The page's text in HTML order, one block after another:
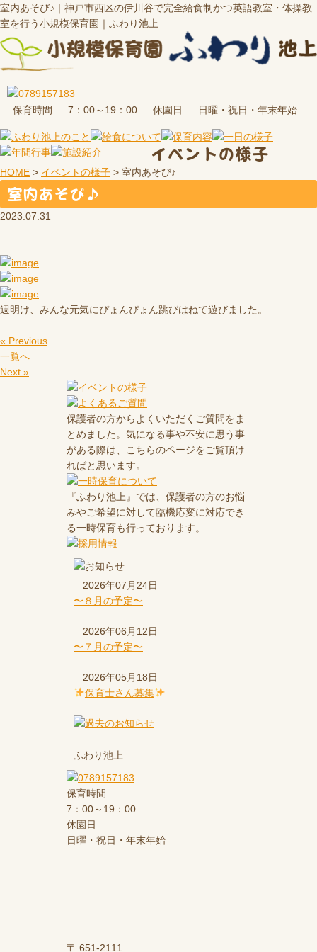
室内あそび♪｜神戸市西区の伊川谷で完全給食制かつ英語教室・体操教
室を行う小規模保育園｜ふわり池上
保育時間 7：00～19：00 休園日 日曜・祝日・年末年始
イベントの様子
HOME > イベントの様子 > 室内あそび♪
室内あそび♪
2023.07.31
週明け、みんな元気にぴょんぴょん跳びはねて遊びました。
« Previous
一覧へ
Next »
保護者の方からよくいただくご質問をま
とめました。気になる事や不安に思う事
がある際は、こちらのページをご覧頂け
ればと思います。
『ふわり池上』では、保護者の方のお悩
みやご希望に対して臨機応変に対応でき
る一時保育も行っております。
2026年07月24日
〜８月の予定〜
2026年06月12日
〜７月の予定〜
2026年05月18日
保育士さん募集
ふわり池上
保育時間
7：00～19：00
休園日
日曜・祝日・年末年始
〒 651-2111